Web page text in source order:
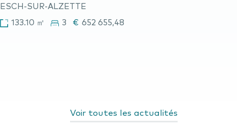
ESCH-SUR-ALZETTE
133.10 ㎡
3 € 652 655,48
Voir toutes les actualités